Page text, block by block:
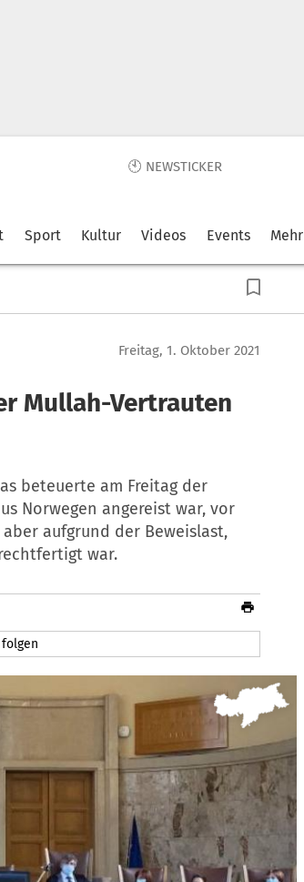
🕙 NEWSTICKER
Sport Kultur Videos Events Mehr
Freitag, 1. Oktober 2021
Mullah-Vertrauten
beteuerte am Freitag der
Norwegen angereist war, vor
aufgrund der Beweislast,
war.
folgen